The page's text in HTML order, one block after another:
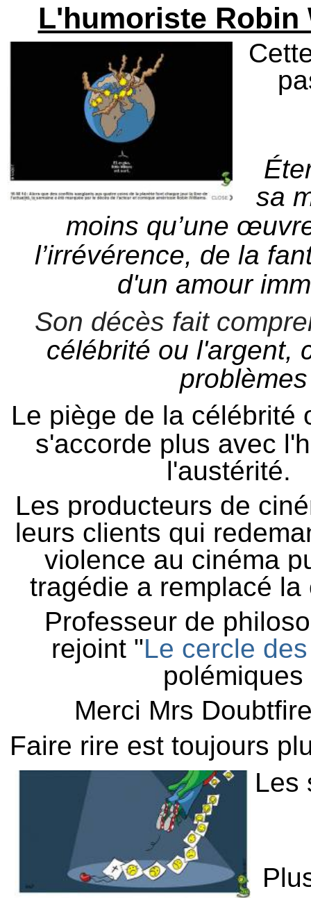
L'humoriste Robin
sa
moins qu’une
l’irrévérence, de la
d'un amour
Son décès fait
célébrité ou l'argent,
Le piège de la célébrité
s'accorde plus avec
l'austérité.
Les producteurs de
leurs clients qui
violence au cinéma
tragédie a remplacé
Professeur de
rejoint "Le cercle
Merci Mrs
Faire rire est toujours
Les